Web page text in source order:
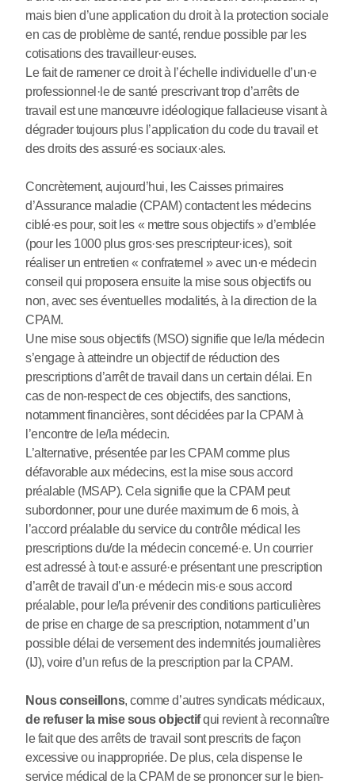
mais bien d’une application du droit à la protection sociale
en cas de problème de santé, rendue possible par les
cotisations des travailleur·euses.
Le fait de ramener ce droit à l’échelle individuelle d’un·e
professionnel · le de santé prescrivant trop d’arrêts de
travail est une manœuvre idéologique fallacieuse visant à
dégrader toujours plus l’application du code du travail et
des droits des assuré·es sociaux·ales.
Concrètement, aujourd’hui, les Caisses primaires
d’Assurance maladie (CPAM) contactent les médecins
ciblé·es pour, soit les « mettre sous objectifs » d’emblée
(pour les 1000 plus gros·ses prescripteur·ices), soit
réaliser un entretien « confraternel » avec un·e médecin
conseil qui proposera ensuite la mise sous objectifs ou
non, avec ses éventuelles modalités, à la direction de la
CPAM.
Une mise sous objectifs (MSO) signifie que le/la médecin
s’engage à atteindre un objectif de réduction des
prescriptions d’arrêt de travail dans un certain délai. En
cas de non-respect de ces objectifs, des sanctions,
notamment financières, sont décidées par la CPAM à
l’encontre de le/la médecin.
L’alternative, présentée par les CPAM comme plus
défavorable aux médecins, est la mise sous accord
préalable (MSAP). Cela signifie que la CPAM peut
subordonner, pour une durée maximum de 6 mois, à
l’accord préalable du service du contrôle médical les
prescriptions du/de la médecin concerné·e. Un courrier
est adressé à tout·e assuré·e présentant une prescription
d’arrêt de travail d’un·e médecin mis·e sous accord
préalable, pour le/la prévenir des conditions particulières
de prise en charge de sa prescription, notamment d’un
possible délai de versement des indemnités journalières
(IJ), voire d’un refus de la prescription par la CPAM.
Nous conseillons, comme d’autres syndicats médicaux,
de refuser la mise sous objectifqui revient à reconnaître
le fait que des arrêts de travail sont prescrits de façon
excessive ou inappropriée. De plus, cela dispense le
service médical de la CPAM de se prononcer sur le bien-